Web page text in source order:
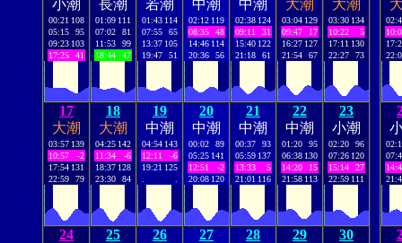
小潮
00:21 108
05:15
95
09:23 103
17:25
41
長潮
01:09 111
07:02
81
11:53
99
18:44
47
若潮
01:43 114
07:55
65
13:37 105
19:47
51
中潮
02:12 119
08:35
48
14:46 114
20:36
56
中潮
02:38 124
09:11
31
15:40 122
21:18
61
大潮
03:04 129
09:47
17
16:27 127
21:54
67
大潮
03:30 134
10:22
5
17:11 130
22:27
73
17
大潮
03:57 139
10:57
-2
17:54 131
22:59
79
18
大潮
04:25 142
11:34
-6
18:37 128
23:30
84
19
中潮
04:54 143
12:11
-6
19:21 125
20
中潮
00:02
89
05:25 141
12:51
-2
20:08 120
21
中潮
00:37
93
05:59 137
13:33
5
21:01 116
22
中潮
01:20
95
06:38 130
14:20
15
21:58 113
23
小潮
02:20
96
07:26 120
15:14
27
22:59 111
24
25
26
27
28
29
30